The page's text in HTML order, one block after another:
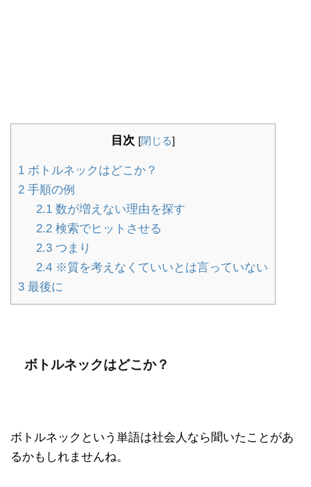
目次 [閉じる]
1 ボトルネックはどこか？
2 手順の例
2.1数が増えない理由を探す
2.2検索でヒットさせる
2.3つまり
2.4※質を考えなくていいとは言っていない
3 最後に
ボトルネックはどこか？
ボトルネックという単語は社会人なら聞いたことがあ
るかもしれませんね。